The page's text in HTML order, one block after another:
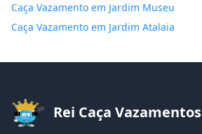
Caça Vazamento em Jardim Museu
Caça Vazamento em Jardim Atalaia
Rei Caça Vazamentos